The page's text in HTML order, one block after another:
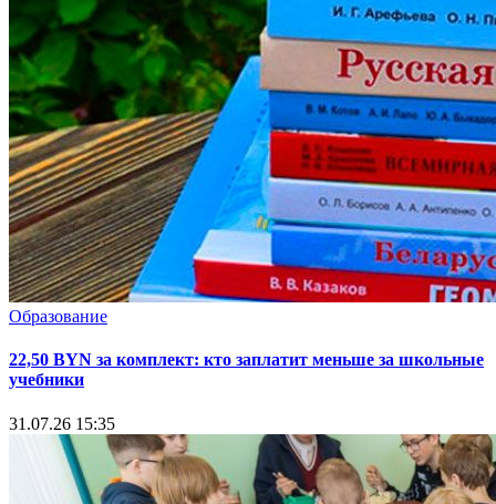
Образование
22,50 BYN за комплект: кто заплатит меньше за школьные
учебники
31.07.26 15:35